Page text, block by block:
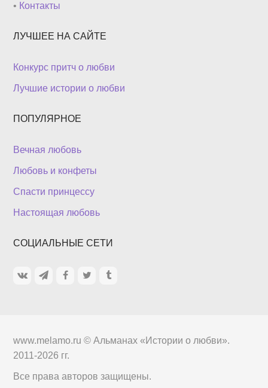
• Контакты
ЛУЧШЕЕ НА САЙТЕ
Конкурс притч о любви
Лучшие истории о любви
ПОПУЛЯРНОЕ
Вечная любовь
Любовь и конфеты
Спасти принцессу
Настоящая любовь
СОЦИАЛЬНЫЕ СЕТИ
www.melamo.ru ©Альманах «Истории о любви».
2011-2026 гг.
Все права авторов защищены.